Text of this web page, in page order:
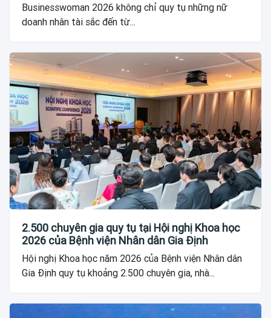
Businesswoman 2026 không chỉ quy tụ những nữ
doanh nhân tài sắc đến từ...
2.500 chuyên gia quy tụ tại Hội nghị Khoa học
2026 của Bệnh viện Nhân dân Gia Định
Hội nghị Khoa học năm 2026 của Bệnh viện Nhân dân
Gia Định quy tụ khoảng 2.500 chuyên gia, nhà...